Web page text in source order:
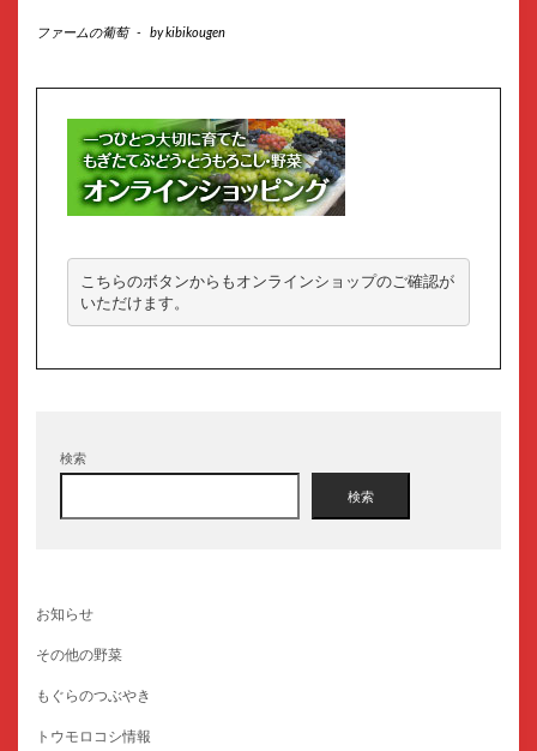
ファームの葡萄 - bykibikougen
こちらのボタンからもオンラインショップのご確認が
いただけます。
検索
検索
お知らせ
その他の野菜
もぐらのつぶやき
トウモロコシ情報